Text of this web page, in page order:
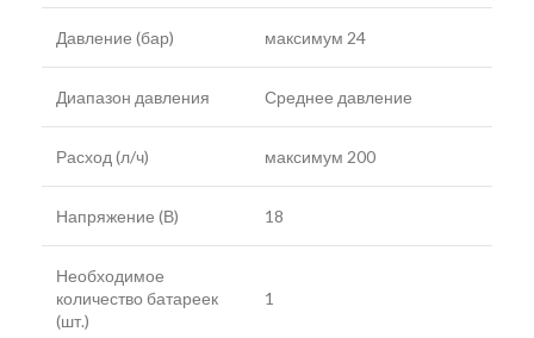
Давление (бар) максимум 24
Диапазон давления Среднее давление
Расход (л/ч) максимум 200
Напряжение (В) 18
Необходимое
количество батареек
(шт.)
1